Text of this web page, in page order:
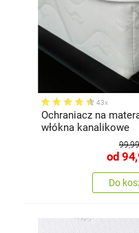
43x
Ochraniacz na
włókna kanalikowe
od
Do